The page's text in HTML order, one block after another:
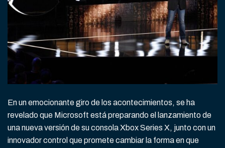
En un emocionante giro de los acontecimientos, se ha
revelado que Microsoft está preparando el lanzamiento de
una nueva versión de su consola Xbox Series X, junto con un
innovador control que promete cambiar la forma en que